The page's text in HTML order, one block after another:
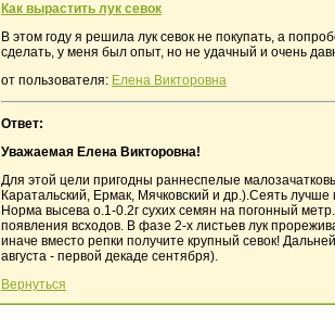
Как вырастить лук севок
В этом году я решила лук севок не покупать, а
сделать, у меня был опыт, но не удачный и очень
от пользователя: Елена Викторовна
Ответ:
Уважаемая Елена Викторовна!
Для этой цели пригодны раннеспелые
Каратальский, Ермак, Мячковский и др.).Сеять
Норма высева о.1-0.2г сухих семян на погонный
появления всходов. В фазе 2-х листьев лук
иначе вместо репки получите крупный севок!
августа - первой декаде сентября).
Вернуться